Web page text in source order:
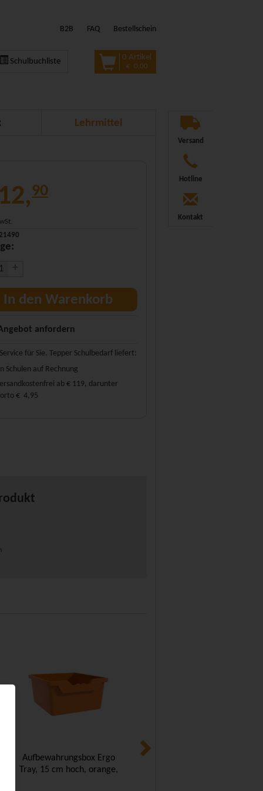
B2B FAQ Bestellschein
Schulbuchliste 0 Artikel
€ 0,00
Lehrmittel
Versand
Hotline
Kontakt
90
In den Warenkorb
anfordern
für Sie. Tepper Schulbedarf liefert:
Schulen auf Rechnung
ab € 119, darunter
€ 4,95
Aufbewahrungsbox Ergo
Tray, 15 cm hoch, orange,